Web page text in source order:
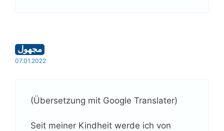
مجهول
07.01.2022
(Übersetzung mit Google Translater)
Seit meiner Kindheit werde ich von